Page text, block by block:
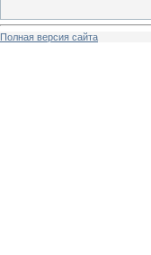
Полная версия сайта